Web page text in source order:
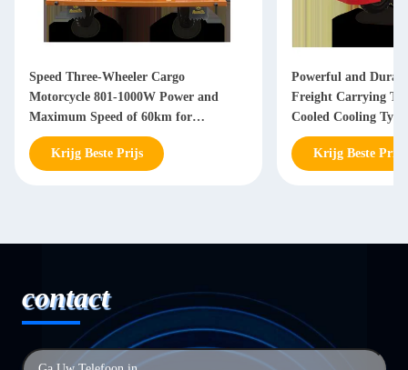
Speed Three-Wheeler Cargo
Motorcycle 801-1000W Power and
Maximum Speed of 60km for
Transport Needs
Krijg Beste Prijs
Powerful and
Freight Carrying
Cooled Cooling Type
Krijg Beste Prijs
contact